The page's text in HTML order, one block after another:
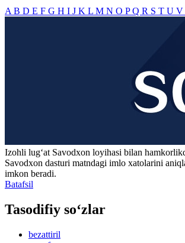
A B D E F G H I J K L M N O PQ R S T U V
Izohli lugʻat Savodxon loyihasi bilan
Savodxon dasturi matndagi imlo xatolarini
imkon beradi.
Batafsil
Tasodifiy so‘zlar
bezattiril